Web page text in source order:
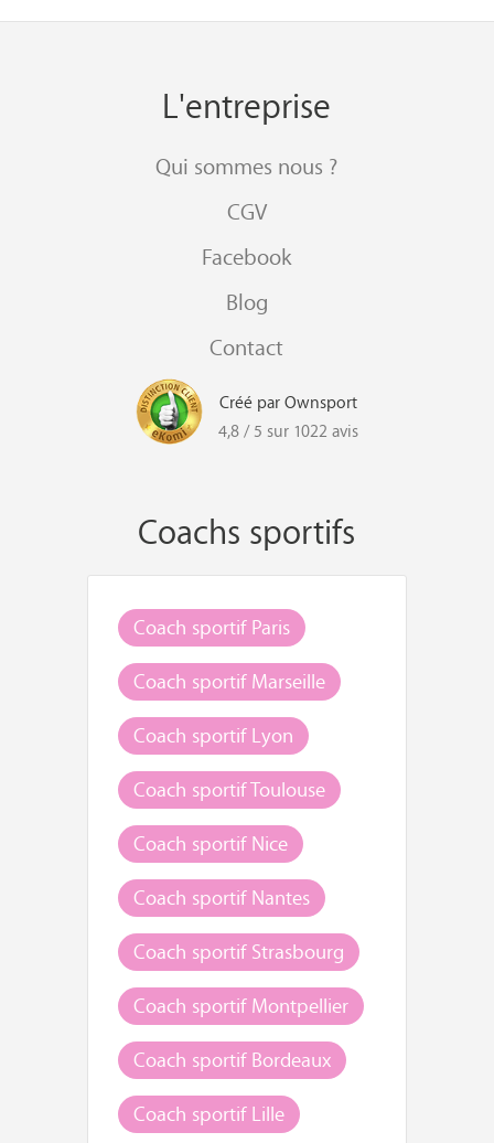
L'entreprise
Qui sommes nous ?
CGV
Facebook
Blog
Contact
Créé par Ownsport
4,8 / 5 sur 1022 avis
Coachs sportifs
Coach sportif Paris
Coach sportif Marseille
Coach sportif Lyon
Coach sportif Toulouse
Coach sportif Nice
Coach sportif Nantes
Coach sportif Strasbourg
Coach sportif Montpellier
Coach sportif Bordeaux
Coach sportif Lille